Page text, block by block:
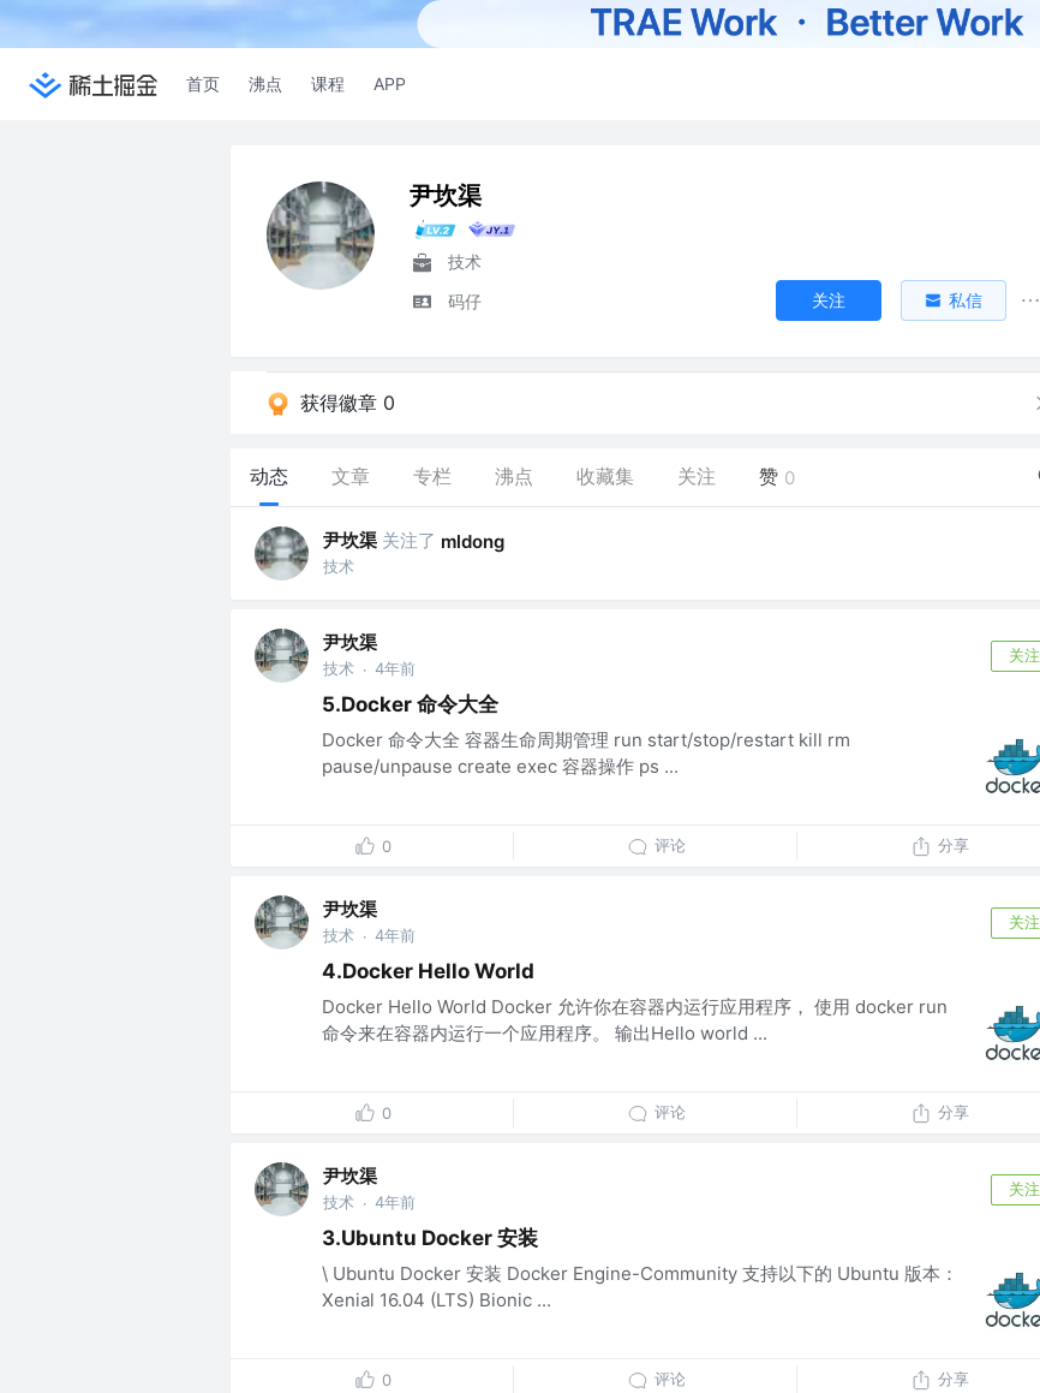
首页 沸点 课程 APP
尹坎渠
技术
码仔
关注 私信
获得徽章 0
动态 文章 专栏 沸点 收藏集 关注 赞 0
尹坎渠 关注了 mldong
技术
尹坎渠
技术 · 4年前
关注
5.Docker 命令大全
Docker 命令大全 容器生命周期管理 run start/stop/restart kill rm
pause/unpause create exec 容器操作 ps ...
0 评论 分享
尹坎渠
技术 · 4年前
关注
4.Docker Hello World
Docker Hello World Docker 允许你在容器内运行应用程序， 使用 docker run
命令来在容器内运行一个应用程序。 输出Hello world ...
0 评论 分享
尹坎渠
技术 · 4年前
关注
3.Ubuntu Docker 安装
\ Ubuntu Docker 安装 Docker Engine-Community 支持以下的 Ubuntu 版本：
Xenial 16.04 (LTS) Bionic ...
0 评论 分享